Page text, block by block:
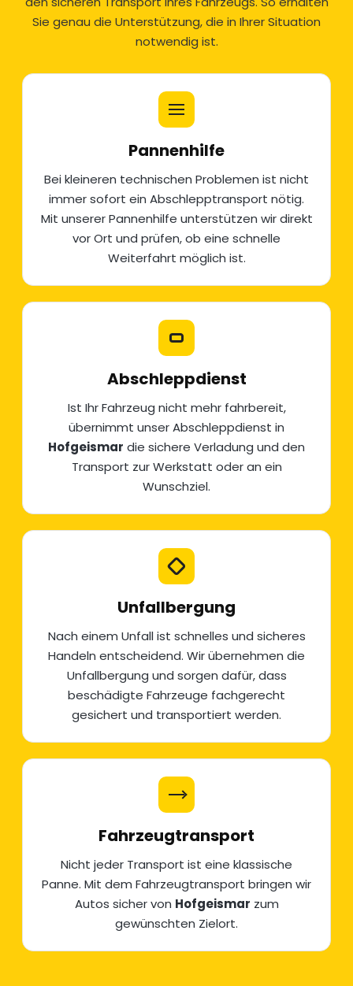
Sie genau die Unterstützung, die in Ihrer Situation
notwendig ist.
Pannenhilfe
Bei kleineren technischen Problemen ist nicht
immer sofort ein Abschlepptransport nötig.
Mit unsererPannenhilfe unterstützen wir direkt
vor Ort und prüfen, ob eine schnelle
Weiterfahrt möglich ist.
Abschleppdienst
Ist Ihr Fahrzeug nicht mehr fahrbereit,
übernimmt unserAbschleppdienst in
Hofgeismar die sichere Verladung und den
Transport zur Werkstatt oder an ein
Wunschziel.
Unfallbergung
Nach einem Unfall ist schnelles und sicheres
Handeln entscheidend. Wir übernehmen die
Unfallbergung und sorgen dafür, dass
beschädigte Fahrzeuge fachgerecht
gesichert und transportiert werden.
Fahrzeugtransport
Nicht jeder Transport ist eine klassische
Panne. Mit dem Fahrzeugtransport bringen wir
Autos sicher von Hofgeismar zum
gewünschten Zielort.